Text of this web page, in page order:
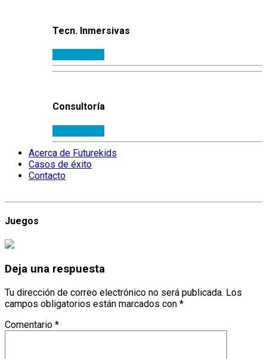
Tecn. Inmersivas
Consultoría
Acerca de Futurekids
Casos de éxito
Contacto
Juegos
Deja una respuesta
Tu dirección de correo electrónico no será publicada. Los
campos obligatorios están marcados con *
Comentario *